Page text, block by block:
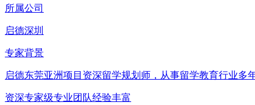
所属公司
启德深圳
专家背景
启德东莞亚洲项目资深留学规划师，从事留学教育行业
资深专家级专业团队经验丰富